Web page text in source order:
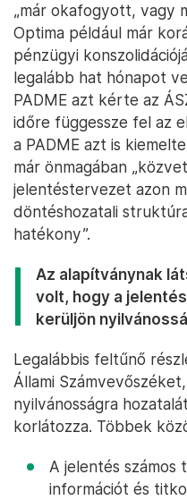
„már okafogyott, vagy
Optima például már
pénzügyi
legalább hat hónapot
PADME azt kérte az
időre függessze fel az
a PADME azt is
már önmagában
jelentéstervezet azon
döntéshozatali
hatékony”.
Az alapítványnak
volt, hogy a
kerüljön
Legalábbis feltűnő
Állami
nyilvánosságra
korlátozza. Többek
A jelentés
információt és